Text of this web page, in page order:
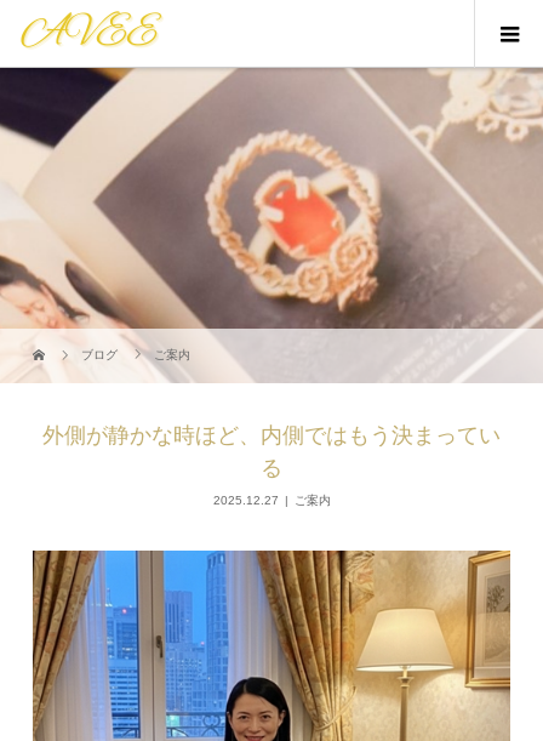
ブログ ご案内
外側が静かな時ほど、内側ではもう決まってい
る
2025.12.27 ご案内